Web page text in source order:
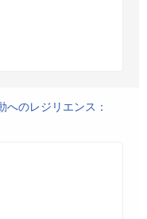
のレジリエンス：